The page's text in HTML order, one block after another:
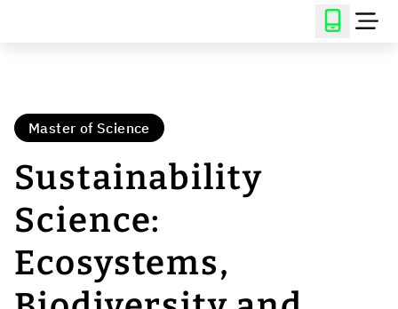
Master of Science
Sustainability
Science:
Ecosystems,